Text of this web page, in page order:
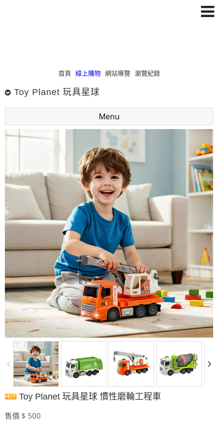
首頁 線上購物 網站導覽 瀏覽紀錄
Toy Planet 玩具星球
Menu
Toy Planet 玩具星球 慣性磨輪工程車
售價 $ 500